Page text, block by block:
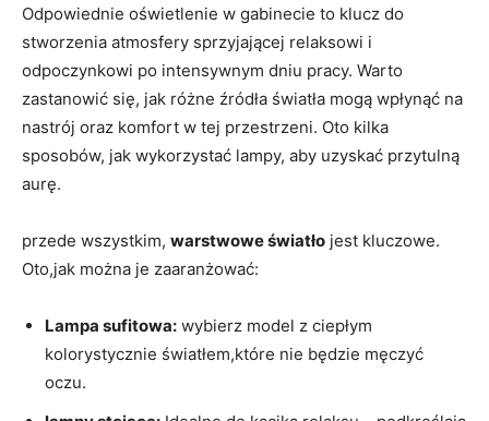
Odpowiednie oświetlenie w gabinecie to klucz do
stworzenia atmosfery sprzyjającej relaksowi i
odpoczynkowi po intensywnym dniu pracy. Warto
zastanowić się, jak różne źródła światła mogą wpłynąć na
nastrój oraz komfort w tej przestrzeni. Oto kilka
sposobów, jak wykorzystać lampy, aby uzyskać przytulną
aurę.
przede wszystkim, warstwowe światło jest kluczowe.
Oto,jak można je zaaranżować:
Lampa sufitowa: wybierz model z ciepłym
kolorystycznie światłem,które nie będzie męczyć
oczu.